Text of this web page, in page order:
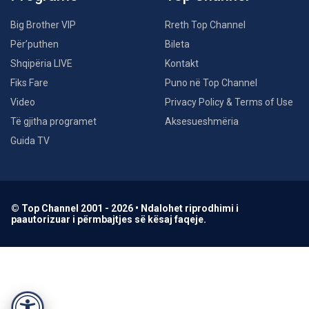
Big Brother VIP
Për’puthen
Shqipëria LIVE
Fiks Fare
Video
Të gjitha programet
Guida TV
Rreth Top Channel
Bileta
Kontakt
Puno në Top Channel
Privacy Policy & Terms of Use
Aksesueshmëria
© Top Channel 2001 - 2026 • Ndalohet riprodhimi i
paautorizuar i përmbajtjes së kësaj faqeje.